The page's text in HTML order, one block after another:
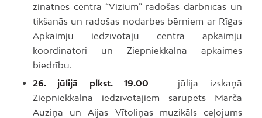
zinātnes centra “Vizium” radošās darbnīcas un
tikšanās un radošas nodarbes bērniem ar Rīgas
Apkaimju iedzīvotāju centra apkaimju
koordinatori un Ziepniekkalna apkaimes
biedrību.
26. jūlijā plkst. 19.00 – jūlija izskaņā
Ziepniekkalna iedzīvotājiem sarūpēts Mārča
Auziņa un Aijas Vītoliņas muzikāls ceļojums